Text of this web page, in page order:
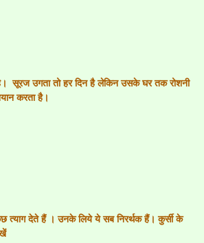
सूरज उगता तो हर दिन है लेकिन उसके घर तक रोशनी
करता है।
त्याग देते हैं । उनके लिये ये सब निरर्थक हैं। कुर्सी के